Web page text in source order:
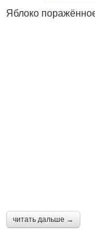
Яблоко
читать дальше →